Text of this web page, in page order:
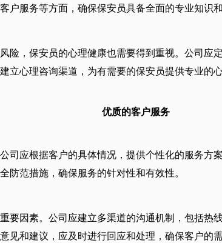
户服务等方面，确保保安员具备全面的专业知识和
险，保安员的心理健康也需要得到重视。公司应
立心理咨询渠道，为有需要的保安员提供专业的心
优质的客户服务
司应根据客户的具体情况，提供个性化的服务方
防范措施，确保服务的针对性和有效性。
要因素。公司应建立多渠道的沟通机制，包括热
见和建议，应及时进行回应和处理，确保客户的